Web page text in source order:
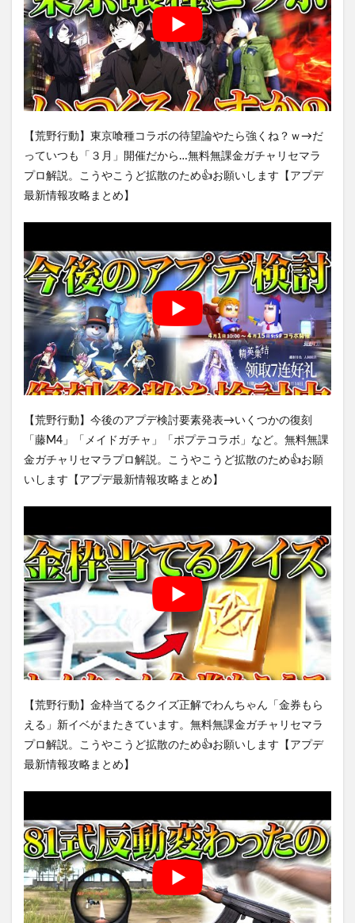
【荒野行動】東京喰種コラボの待望論やたら強くね？ｗ→だ
っていつも「３月」開催だから…無料無課金ガチャリセマラ
プロ解説。こうやこうど拡散のため👍お願いします【アプデ
最新情報攻略まとめ】
【荒野行動】今後のアプデ検討要素発表→いくつかの復刻
「藤M4」「メイドガチャ」「ポプテコラボ」など。無料無課
金ガチャリセマラプロ解説。こうやこうど拡散のため👍お願
いします【アプデ最新情報攻略まとめ】
【荒野行動】金枠当てるクイズ正解でわんちゃん「金券もら
える」新イベがまたきています。無料無課金ガチャリセマラ
プロ解説。こうやこうど拡散のため👍お願いします【アプデ
最新情報攻略まとめ】